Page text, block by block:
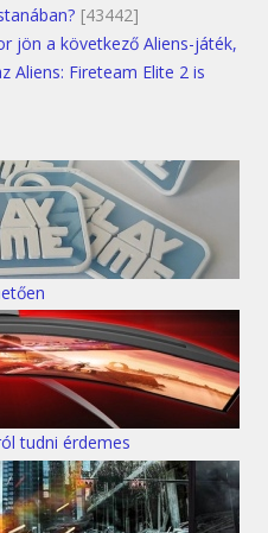
[43442]
jön a következő Aliens-játék,
Fireteam Elite 2 is
tudni érdemes